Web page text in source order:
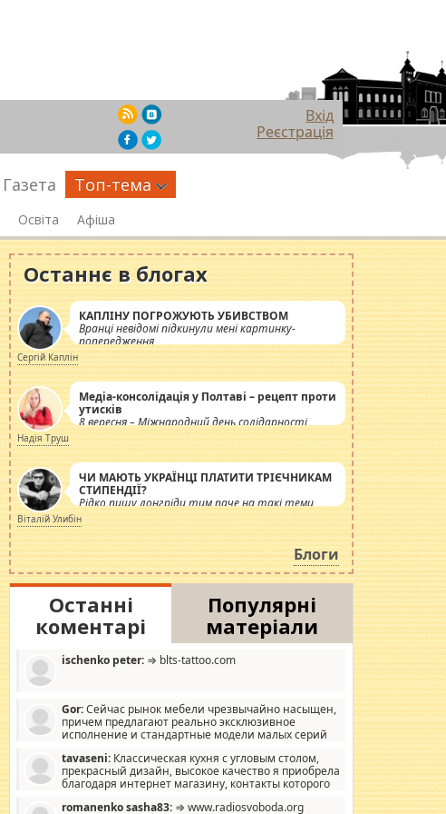
Вхід
Реєстрація
Газета Топ-тема
Освіта Афіша
Останнє в блогах
КАПЛІНУ ПОГРОЖУЮТЬ УБИВСТВОМ
Вранці невідомі підкинули мені картинку-
попередження
Сергій Каплін
Медіа-консолідація у Полтаві – рецепт проти
утисків
8 вересня – Міжнародний день солідарності
журналістів.
Надія Труш
ЧИ МАЮТЬ УКРАЇНЦІ ПЛАТИТИ ТРІЄЧНИКАМ
СТИПЕНДІЇ?
Рідко пишу лонгріди тим паче на такі теми,
але вже просто дістало! Обурюють сьогоднішні
інсенуації навколо стипендіального питання.
Штучно роздувається ще одна соціальна
катастрофа.
Віталій Улибін
Блоги
Останні
коментарі
Популярні
матеріали
ischenko peter: ⇒ blts-tattoo.com
Gor:Сейчас рынок мебели чрезвычайно насыщен,
причем предлагают реально эксклюзивное
исполнение и стандартные модели малых серий
дизайну, мало походит на стандартные формы, в MebelOk,
креативненько и что главное - со вкусом все в порядке,
без ненужных наворотов удорожающих мебель, а это не
tavaseni: Классическая кухня с угловым столом,
прекрасный дизайн, высокое качество я приобрела
благодаря интернет магазину, контакты которого
romanenko sasha83: ⇒ www.radiosvoboda.org